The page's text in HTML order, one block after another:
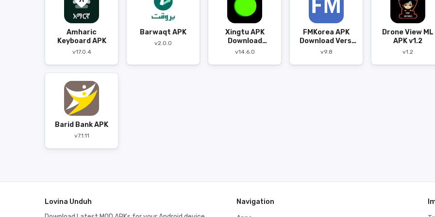
Amharic
Keyboard APK
v17.0.4
Barwaqt APK
v2.0.0
Xingtu APK
Download
v14.6.0
v14.6.0
FMKorea APK
Download Versi
9.8
v9.8
Drone View ML
APK v1.2
v1.2
Barid Bank APK
v7.1.11
Lovina Unduh
Navigation